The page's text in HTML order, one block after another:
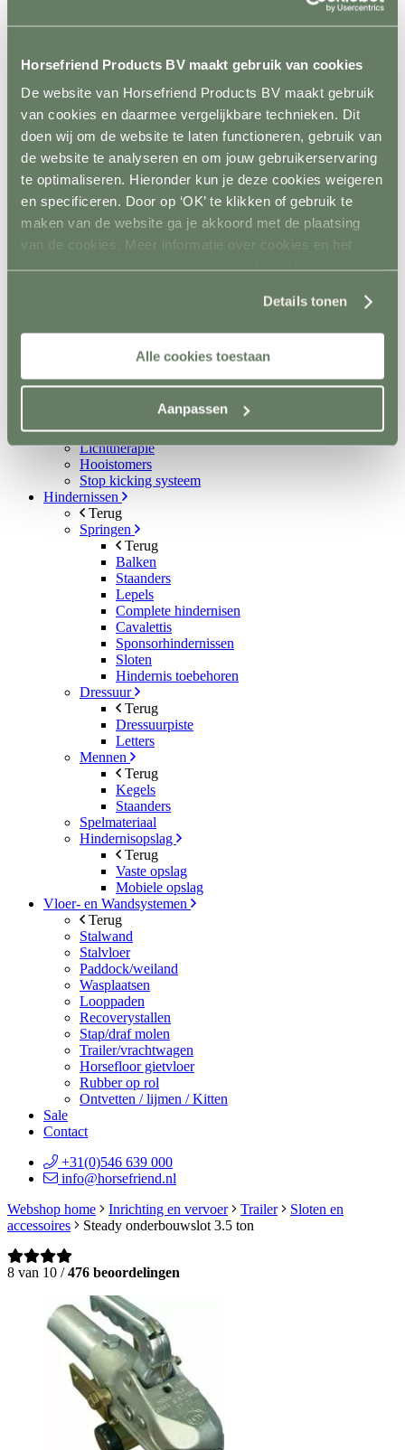
Horsefriend Products BV maakt gebruik van cookies
De website van Horsefriend Products BV maakt gebruik
van cookies en daarmee vergelijkbare technieken. Dit
doen wij om de website te laten functioneren, gebruik van
de website te analyseren en om jouw gebruikerservaring
te optimaliseren. Hieronder kun je deze cookies weigeren
en specificeren. Door op ‘OK’ te klikken of gebruik te
maken van de website ga je akkoord met de plaatsing
van de cookies. Meer informatie over cookies en het
gebruik van persoonsgegevens door Horsefriend
Details tonen
Alle cookies toestaan
Aanpassen
Ruiven
Bodemverbetering
Rijhal / Rijbak
Terug
Bodem
Wandafwerking
Spiegels
Verlichting
Beregening
Bodembewerking
Opstijghulp
Ventilatoren
Terug
Inbouw ventilatoren
Stapmolens
Trainingsbanden
Verzorgingsproducten
Supplementen en Voer
Vibrafloor
Lichttherapie
Hooistomers
Stop kicking systeem
Hindernissen
Terug
Springen
Terug
Balken
Staanders
Lepels
Complete hindernisen
Cavalettis
Sponsorhindernissen
Sloten
Hindernis toebehoren
Dressuur
Terug
Dressuurpiste
Letters
Mennen
Terug
Kegels
Staanders
Spelmateriaal
Hindernisopslag
Terug
Vaste opslag
Mobiele opslag
Vloer- en Wandsystemen
Terug
Stalwand
Stalvloer
Paddock/weiland
Wasplaatsen
Looppaden
Recoverystallen
Stap/draf molen
Trailer/vrachtwagen
Horsefloor gietvloer
Rubber op rol
Ontvetten / lijmen / Kitten
Sale
Contact
+31(0)546 639 000
info@horsefriend.nl
Webshop home
Inrichting en vervoer Trailer
Sloten en
accessoires
Steady onderbouwslot 3.5 ton
8 van 10 /476 beoordelingen